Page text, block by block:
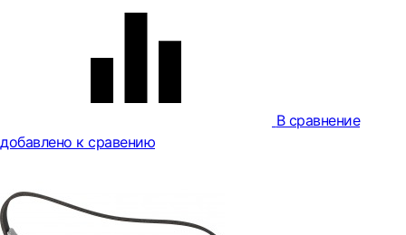
В сравнение
добавлено к сравению